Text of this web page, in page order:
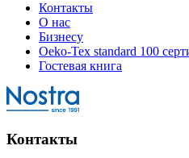
Контакты
О нас
Бизнесу
Oeko-Tex standard 100
Гостевая книга
Контакты